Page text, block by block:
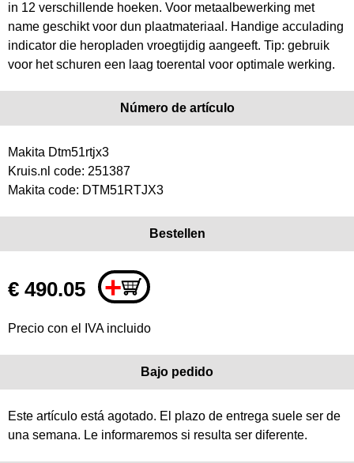
in 12 verschillende hoeken. Voor metaalbewerking met
name geschikt voor dun plaatmateriaal. Handige acculading
indicator die heropladen vroegtijdig aangeeft. Tip: gebruik
voor het schuren een laag toerental voor optimale werking.
Número de artículo
Makita Dtm51rtjx3
Kruis.nl code: 251387
Makita code: DTM51RTJX3
Bestellen
€ 490.05 +
Precio con el IVA incluido
Bajo pedido
Este artículo está agotado. El plazo de entrega suele ser de
una semana. Le informaremos si resulta ser diferente.